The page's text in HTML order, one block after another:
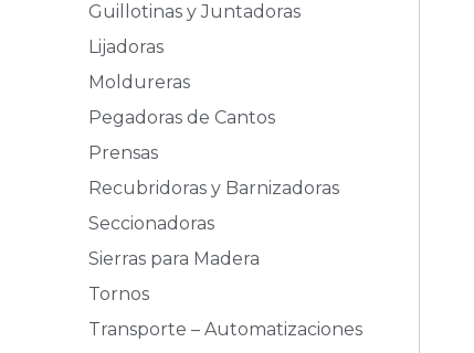
Guillotinas y Juntadoras
Lijadoras
Moldureras
Pegadoras de Cantos
Prensas
Recubridoras y Barnizadoras
Seccionadoras
Sierras para Madera
Tornos
Transporte – Automatizaciones